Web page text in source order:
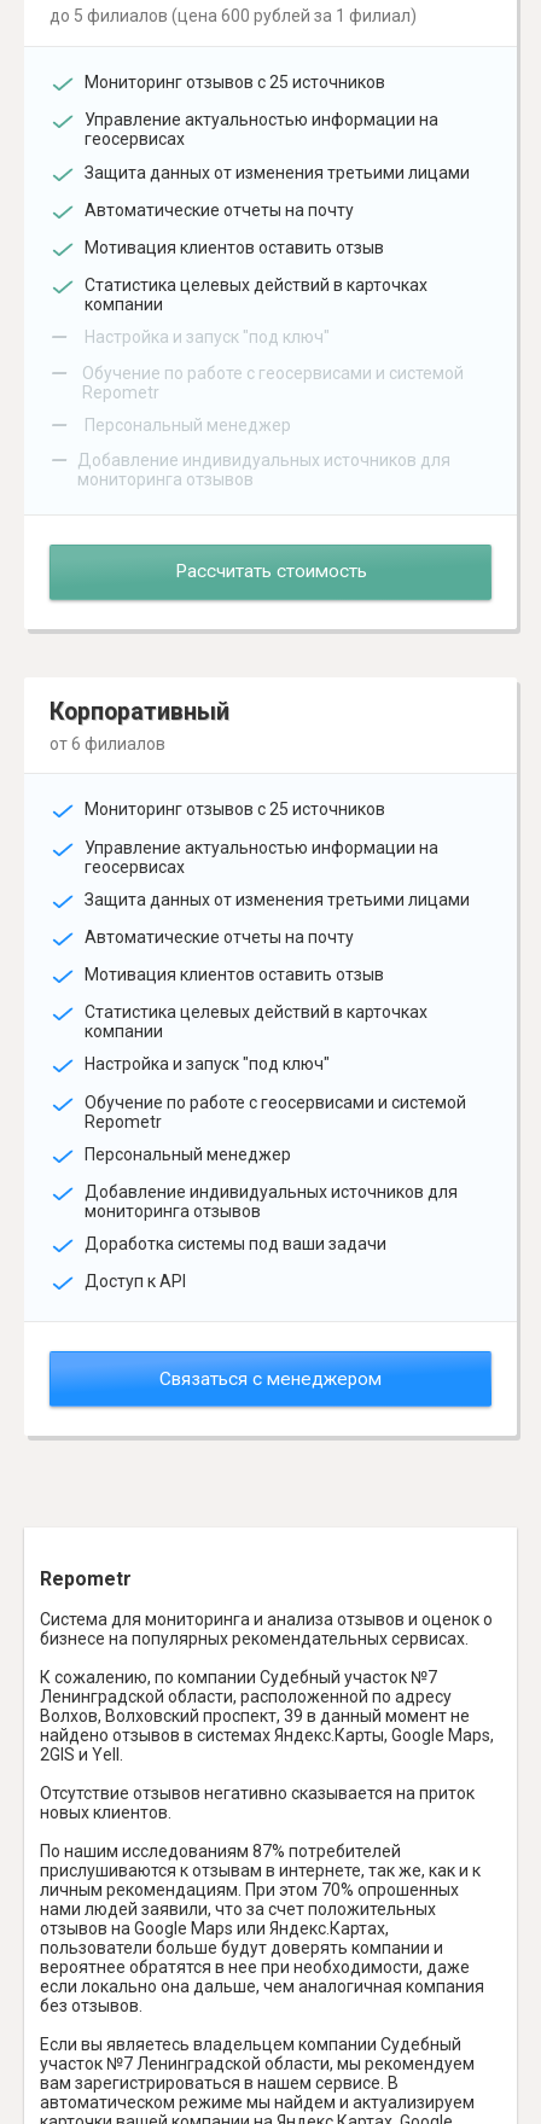
до 5 филиалов (цена 600 рублей за 1 филиал)
Мониторинг отзывов с 25 источников
Управление актуальностью информации на
геосервисах
Защита данных от изменения третьими лицами
Автоматические отчеты на почту
Мотивация клиентов оставить отзыв
Статистика целевых действий в карточках
компании
– Настройка и запуск "под ключ"
–
Обучение по работе с геосервисами и системой
Repometr
– Персональный менеджер
–
Добавление индивидуальных источников для
мониторинга отзывов
Рассчитать стоимость
Корпоративный
от 6 филиалов
Мониторинг отзывов с 25 источников
Управление актуальностью информации на
геосервисах
Защита данных от изменения третьими лицами
Автоматические отчеты на почту
Мотивация клиентов оставить отзыв
Статистика целевых действий в карточках
компании
Настройка и запуск "под ключ"
Обучение по работе с геосервисами и системой
Repometr
Персональный менеджер
Добавление индивидуальных источников для
мониторинга отзывов
Доработка системы под ваши задачи
Доступ к API
Связаться с менеджером
Repometr
Система для мониторинга и анализа отзывов и оценок о
бизнесе на популярных рекомендательных сервисах.
К сожалению, по компании Судебный участок №7
Ленинградской области, расположенной по адресу
Волхов, Волховский проспект, 39 в данный момент не
найдено отзывов в системах Яндекс.Карты, Google Maps,
2GIS и Yell.
Отсутствие отзывов негативно сказывается на приток
новых клиентов.
По нашим исследованиям 87% потребителей
прислушиваются к отзывам в интернете, так же, как и к
личным рекомендациям. При этом 70% опрошенных
нами людей заявили, что за счет положительных
отзывов на Google Maps или Яндекс.Картах,
пользователи больше будут доверять компании и
вероятнее обратятся в нее при необходимости, даже
если локально она дальше, чем аналогичная компания
без отзывов.
Если вы являетесь владельцем компании Судебный
участок №7 Ленинградской области, мы рекомендуем
вам зарегистрироваться в нашем сервисе. В
автоматическом режиме мы найдем и актуализируем